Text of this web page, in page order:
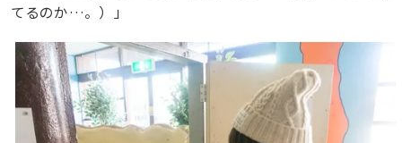
てるのか…。）」